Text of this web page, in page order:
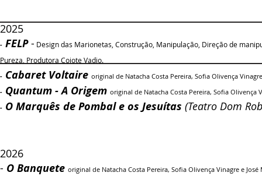
2025
- FELP- Design das Marionetas, Construção, Manipulação, Direção de
Pureza, Produtora Coiote Vadio.
- Cabaret Voltaire original de Natacha Costa Pereira, Sofia Olivença
- Quantum - A Origem original de Natacha Costa Pereira, Sofia Olivença
- O Marquês de Pombal e os Jesuítas (Teatro Dom
2026
- O Banquete original de Natacha Costa Pereira, Sofia Olivença Vinagre e